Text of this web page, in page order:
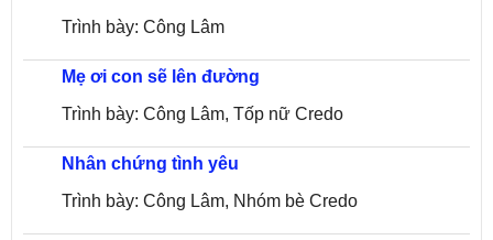
Trình bày: Công Lâm
Mẹ ơi con sẽ lên đường
Trình bày: Công Lâm, Tốp nữ Credo
Nhân chứng tình yêu
Trình bày: Công Lâm, Nhóm bè Credo